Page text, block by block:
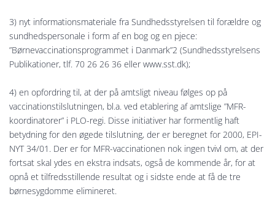
3) nyt informationsmateriale fra Sundhedsstyrelsen til forældre og
sundhedspersonale i form af en bog og en pjece:
”Børnevaccinationsprogrammet i Danmark”2 (Sundhedsstyrelsens
Publikationer, tlf. 70 26 26 36 eller www.sst.dk);
4) en opfordring til, at der på amtsligt niveau følges op på
vaccinationstilslutningen, bl.a. ved etablering af amtslige ”MFR-
koordinatorer” i PLO-regi. Disse initiativer har formentlig haft
betydning for den øgede tilslutning, der er beregnet for 2000, EPI-
NYT 34/01. Der er for MFR-vaccinationen nok ingen tvivl om, at der
fortsat skal ydes en ekstra indsats, også de kommende år, for at
opnå et tilfredsstillende resultat og i sidste ende at få de tre
børnesygdomme elimineret.